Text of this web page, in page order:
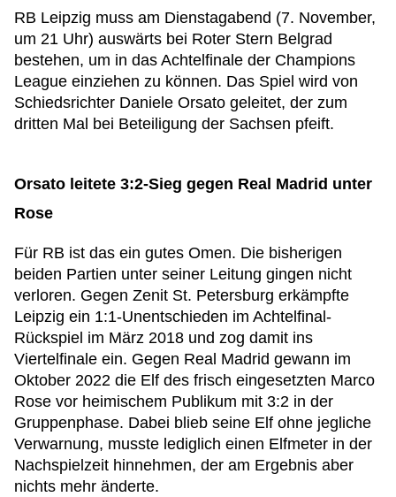
RB Leipzig muss am Dienstagabend (7. November,
um 21 Uhr) auswärts bei Roter Stern Belgrad
bestehen, um in das Achtelfinale der Champions
League einziehen zu können. Das Spiel wird von
Schiedsrichter Daniele Orsato geleitet, der zum
dritten Mal bei Beteiligung der Sachsen pfeift.
Orsato leitete 3:2-Sieg gegen Real Madrid unter
Rose
Für RB ist das ein gutes Omen. Die bisherigen
beiden Partien unter seiner Leitung gingen nicht
verloren. Gegen Zenit St. Petersburg erkämpfte
Leipzig ein 1:1-Unentschieden im Achtelfinal-
Rückspiel im März 2018 und zog damit ins
Viertelfinale ein. Gegen Real Madrid gewann im
Oktober 2022 die Elf des frisch eingesetzten Marco
Rose vor heimischem Publikum mit 3:2 in der
Gruppenphase. Dabei blieb seine Elf ohne jegliche
Verwarnung, musste lediglich einen Elfmeter in der
Nachspielzeit hinnehmen, der am Ergebnis aber
nichts mehr änderte.